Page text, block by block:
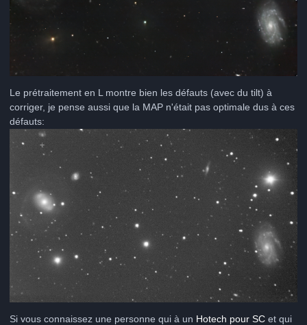
Le prétraitement en L montre bien les défauts (avec du tilt) à
corriger, je pense aussi que la MAP n'était pas optimale dus à ces
défauts:
Si vous connaissez une personne qui à un Hotech pour SC et qui